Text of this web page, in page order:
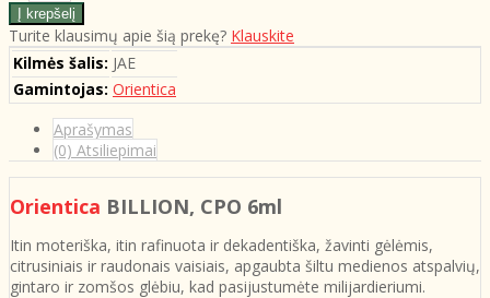
Turite klausimų apie šią prekę? Klauskite
Kilmės šalis: JAE
Gamintojas: Orientica
Aprašymas
(0) Atsiliepimai
Orientica BILLION, CPO 6ml
Itin moteriška, itin rafinuota ir dekadentiška, žavinti gėlėmis,
citrusiniais ir raudonais vaisiais, apgaubta šiltu medienos atspalvių,
gintaro ir zomšos glėbiu, kad pasijustumėte milijardieriumi.